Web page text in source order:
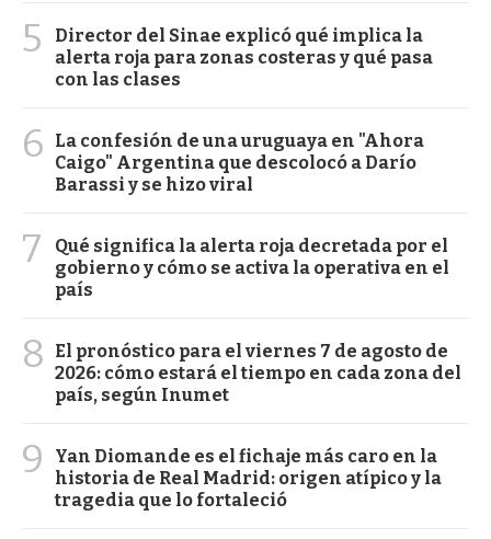
5
Director del Sinae explicó qué implica la
alerta roja para zonas costeras y qué pasa
con las clases
6
La confesión de una uruguaya en "Ahora
Caigo" Argentina que descolocó a Darío
Barassi y se hizo viral
7
Qué significa la alerta roja decretada por el
gobierno y cómo se activa la operativa en el
país
8
El pronóstico para el viernes 7 de agosto de
2026: cómo estará el tiempo en cada zona del
país, según Inumet
9
Yan Diomande es el fichaje más caro en la
historia de Real Madrid: origen atípico y la
tragedia que lo fortaleció